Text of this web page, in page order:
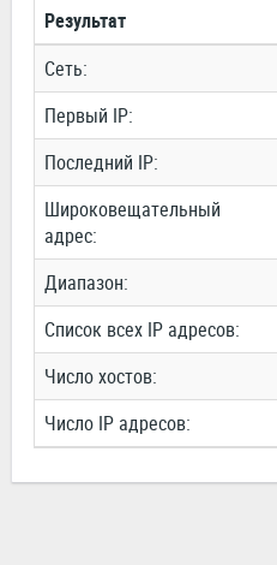
Результат
Сеть:
Первый IP:
Последний IP:
Широковещательный
адрес:
Диапазон:
Список всех IP адресов:
Число хостов:
Число IP адресов: